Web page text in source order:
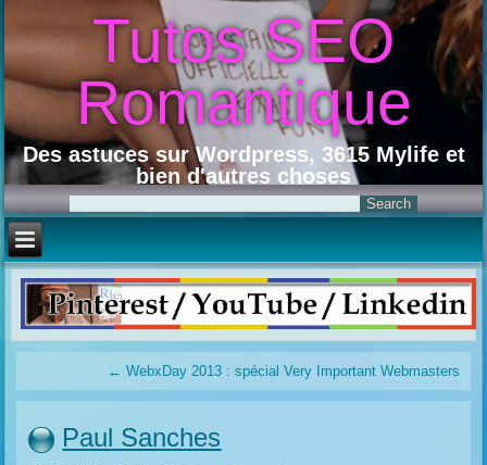
Tutos SEO
Romantique
Des astuces sur Wordpress, 3615 Mylife et
bien d'autres choses
← WebxDay 2013 : spécial Very Important Webmasters
Paul Sanches